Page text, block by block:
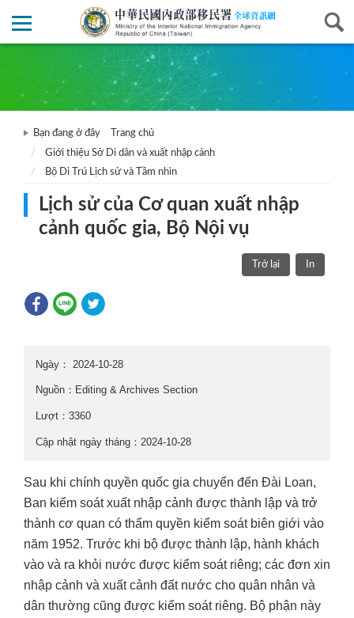
Bạn đang ở đây
Trang chủ
Giới thiệu Sở Di dân và xuất nhập cảnh
Bộ Di Trú Lịch sử và Tầm nhìn
Lịch sử của Cơ quan xuất nhập
cảnh quốc gia, Bộ Nội vụ
Trở lại In
Ngày： 2024-10-28
Nguồn：Editing & Archives Section
Lượt：3360
Cập nhật ngày tháng：2024-10-28
Sau khi chính quyền quốc gia chuyển đến Đài Loan,
Ban kiểm soát xuất nhập cảnh được thành lập và trở
thành cơ quan có thẩm quyền kiểm soát biên giới vào
năm 1952. Trước khi bộ được thành lập, hành khách
vào và ra khỏi nước được kiểm soát riêng; các đơn xin
nhập cảnh và xuất cảnh đất nước cho quân nhân và
dân thường cũng được kiểm soát riêng. Bộ phận này